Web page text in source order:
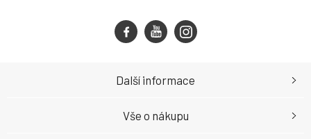
Další informace
Vše o nákupu